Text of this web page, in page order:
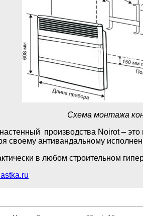
Схема монтажа
производства Noirot –
своему антивандальному
в любом строительном